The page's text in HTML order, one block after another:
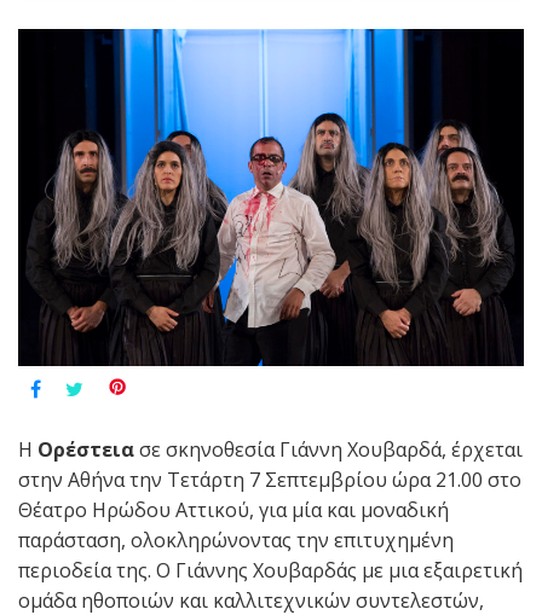
Η Ορέστειασε σκηνοθεσία Γιάννη Χουβαρδά, έρχεται
στην Αθήνα την Τετάρτη 7 Σεπτεμβρίου ώρα 21.00 στο
Θέατρο Ηρώδου Αττικού, για μία και μοναδική
παράσταση, ολοκληρώνοντας την επιτυχημένη
περιοδεία της. Ο Γιάννης Χουβαρδάς με μια εξαιρετική
ομάδα ηθοποιών και καλλιτεχνικών συντελεστών,